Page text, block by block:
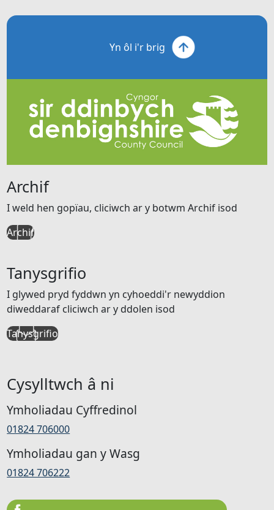
Yn ôl i'r brig
Archif
I weld hen gopïau, cliciwch ar y botwm Archif isod
Archif
Tanysgrifio
I glywed pryd fyddwn yn cyhoeddi'r newyddion
diweddaraf cliciwch ar y ddolen isod
Tanysgrifio
Cysylltwch â ni
Ymholiadau Cyffredinol
01824 706000
Ymholiadau gan y Wasg
01824 706222